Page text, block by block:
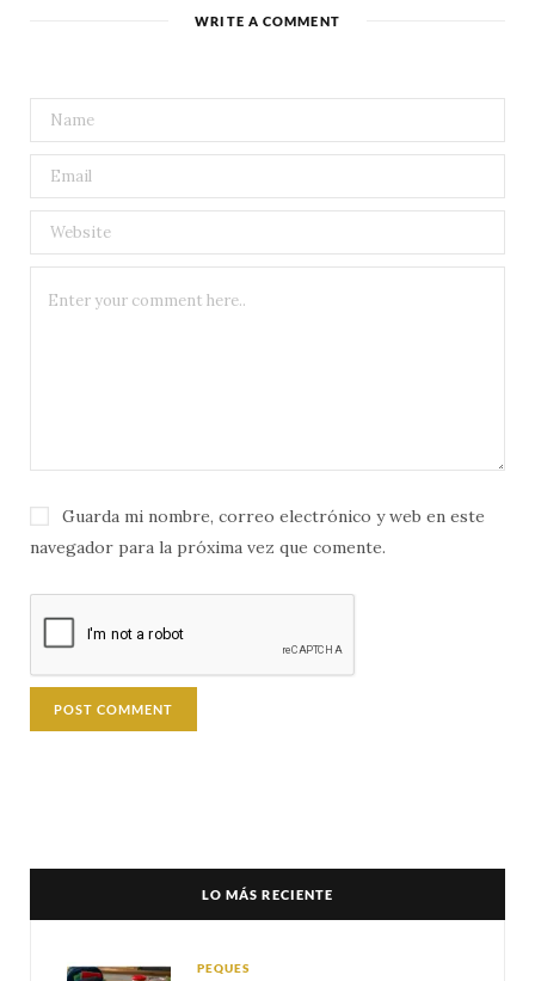
WRITE A COMMENT
Guarda mi nombre, correo electrónico y web en este
navegador para la próxima vez que comente.
LO MÁS RECIENTE
PEQUES